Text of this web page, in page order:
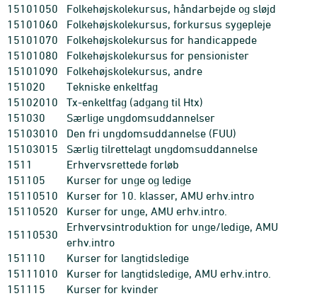
15101050
Folkehøjskolekursus, håndarbejde og sløjd
15101060
Folkehøjskolekursus, forkursus sygepleje
15101070
Folkehøjskolekursus for handicappede
15101080
Folkehøjskolekursus for pensionister
15101090
Folkehøjskolekursus, andre
151020
Tekniske enkeltfag
15102010
Tx-enkeltfag (adgang til Htx)
151030
Særlige ungdomsuddannelser
15103010
Den fri ungdomsuddannelse (FUU)
15103015
Særlig tilrettelagt ungdomsuddannelse
1511
Erhvervsrettede forløb
151105
Kurser for unge og ledige
15110510
Kurser for 10. klasser, AMU erhv.intro
15110520
Kurser for unge, AMU erhv.intro.
15110530
Erhvervsintroduktion for unge/ledige, AMU
erhv.intro
151110
Kurser for langtidsledige
15111010
Kurser for langtidsledige, AMU erhv.intro.
151115
Kurser for kvinder